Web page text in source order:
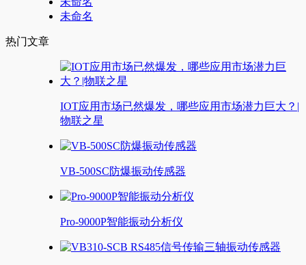
未命名
热门文章
IOT应用市场已然爆发，哪些应用市场潜力巨大？|
物联之星
VB-500SC防爆振动传感器
Pro-9000P智能振动分析仪